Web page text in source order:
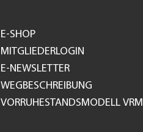
E-SHOP
MITGLIEDERLOGIN
E-NEWSLETTER
WEGBESCHREIBUNG
VORRUHESTANDSMODELL VRM